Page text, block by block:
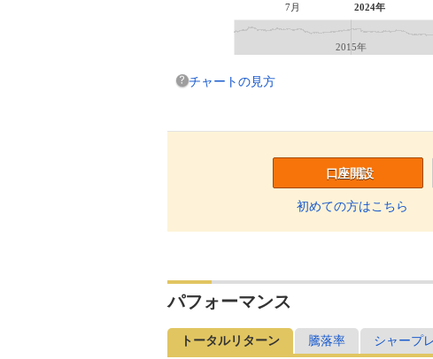
7月 2024年
2015年
チャートの見方
口座開設
初めての方はこちら
パフォーマンス
トータルリターン 騰落率 シャープ